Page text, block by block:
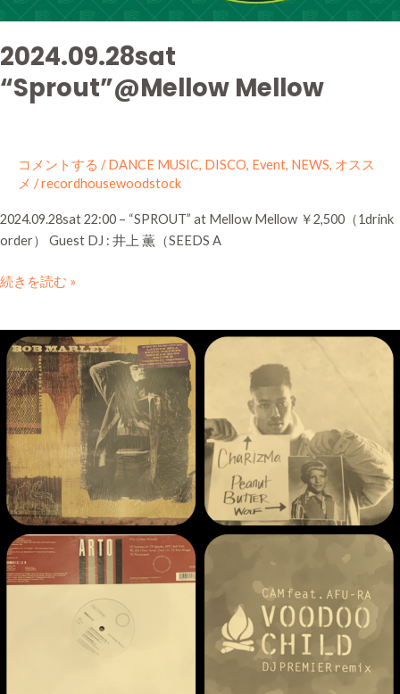
2024.09.28sat
“Sprout”@Mellow Mellow
コメントする / DANCE MUSIC, DISCO, Event, NEWS, オスス
メ /recordhousewoodstock
2024.09.28sat 22:00 – “SPROUT” at Mellow Mellow ￥2,500（1drink
order） Guest DJ : 井上 薫（SEEDS A
続きを読む »
【毎
週
月
曜
更
2024.09.23
Web
Shop
商
品